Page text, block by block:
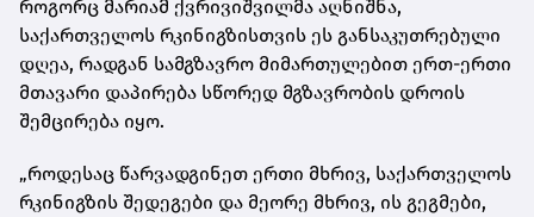
როგორც მარიამ ქვრივიშვილმა აღნიშნა,
საქართველოს რკინიგზისთვის ეს განსაკუთრებული
დღეა, რადგან სამგზავრო მიმართულებით ერთ-ერთი
მთავარი დაპირება სწორედ მგზავრობის დროის
შემცირება იყო.
„როდესაც წარვადგინეთ ერთი მხრივ, საქართველოს
რკინიგზის შედეგები და მეორე მხრივ, ის გეგმები,